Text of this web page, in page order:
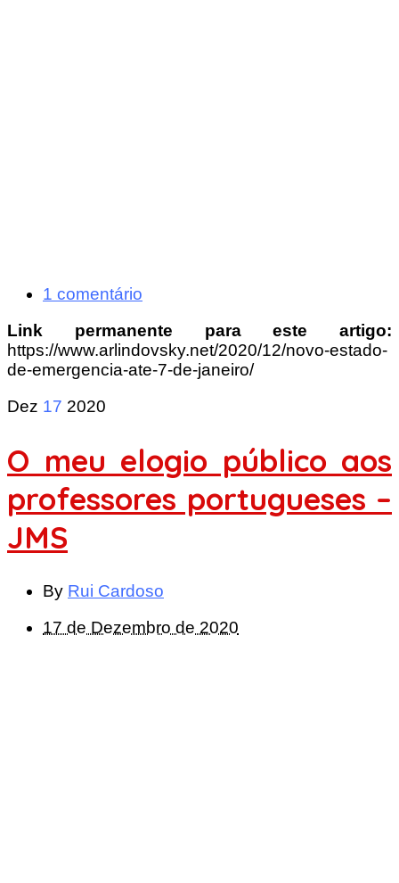
1 comentário
Link permanente para este artigo:
https://www.arlindovsky.net/2020/12/novo-estado-
de-emergencia-ate-7-de-janeiro/
Dez 17 2020
O meu elogio público aos
professores portugueses –
JMS
By Rui Cardoso
17 de Dezembro de 2020